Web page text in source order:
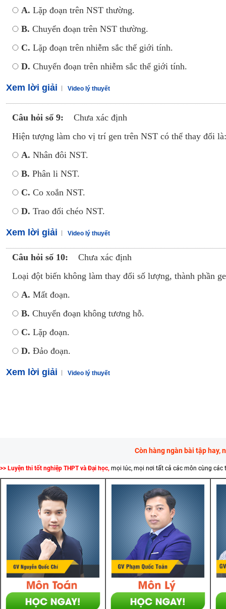
A. Lặp đoạn trên NST thường.
B. Chuyển đoạn trên NST thường.
C. Lặp đoạn trên nhiễm sắc thể giới tính.
D. Chuyển đoạn trên nhiễm sắc thể giới tính.
Xem lời giải Video lý thuyết
Câu hỏi số 9:
Chưa xác định
Hiện tượng làm cho vị trí gen trên NST có thể thay đổi là:
A. Nhân đôi NST.
B. Phân li NST.
C. Co xoắn NST.
D. Trao đổi chéo NST.
Xem lời giải Video lý thuyết
Câu hỏi số 10:
Chưa xác định
Loại đột biến không làm thay đổi số lượng, thành phần
A. Mất đoạn.
B. Chuyển đoạn không tương hỗ.
C. Lặp đoạn.
D. Đảo đoạn.
Xem lời giải Video lý thuyết
Còn hàng ngàn bài tập hay,
>> Luyện thi tốt nghiệp THPT và Đại học, mọi lúc, mọi nơi tất cả các môn cùng các